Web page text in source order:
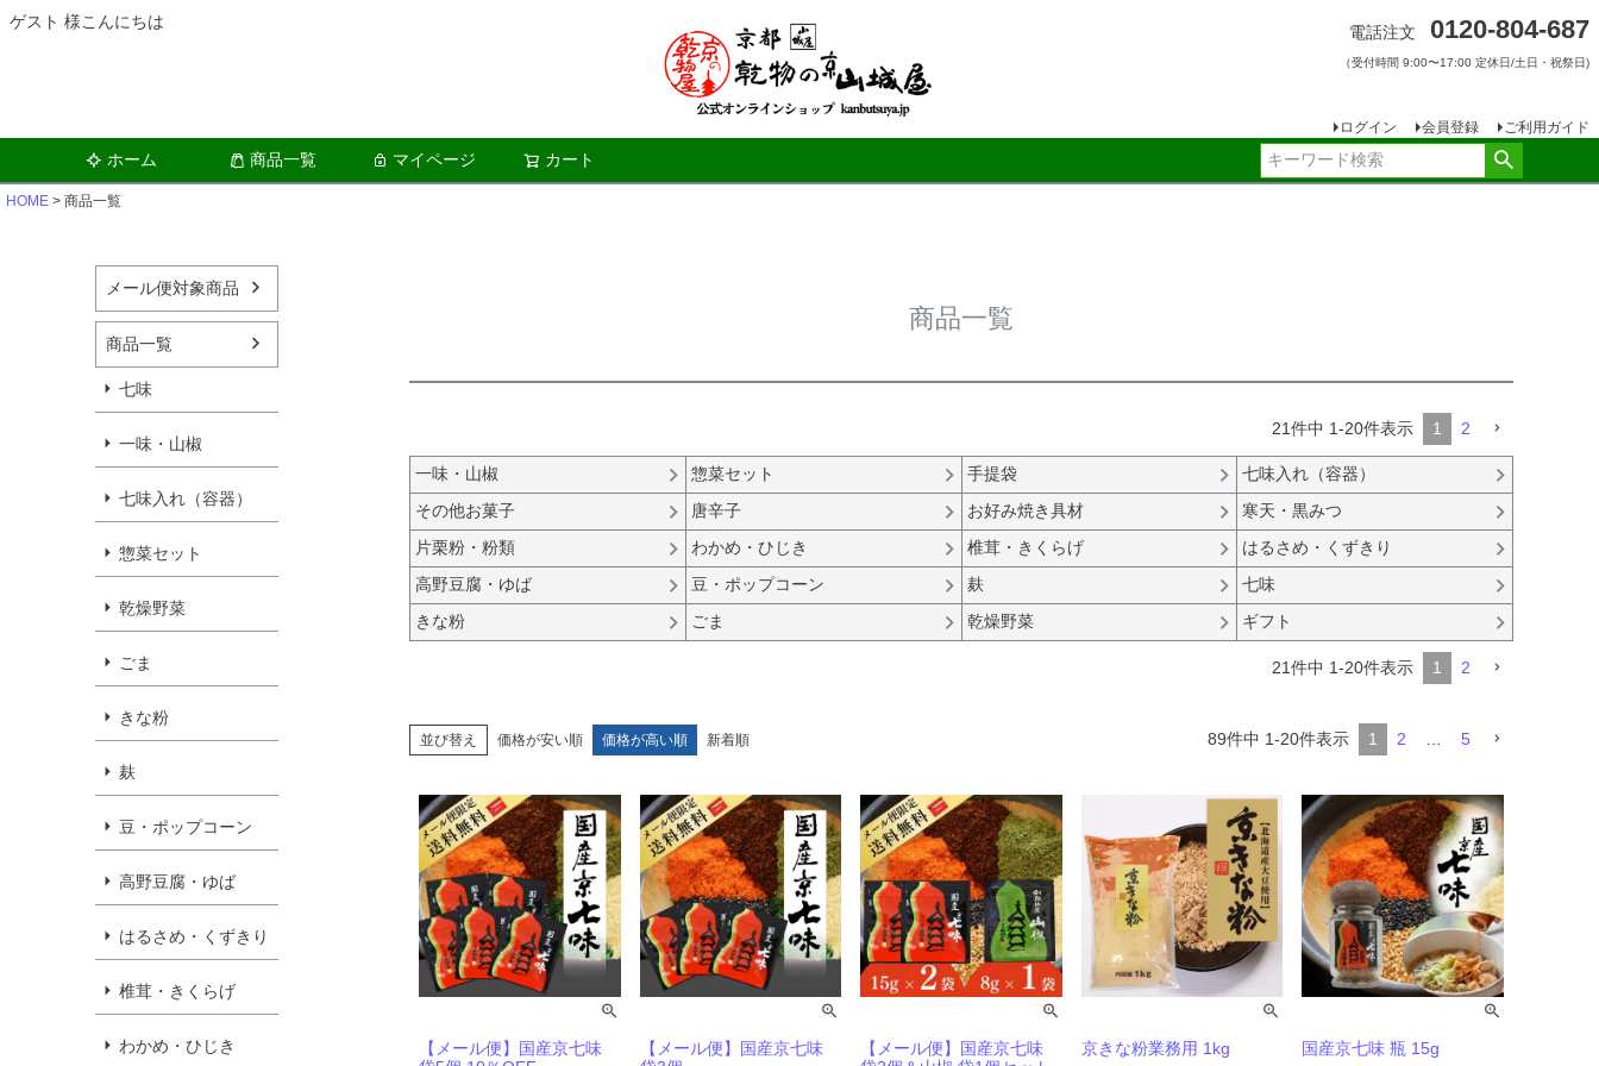
電話注文 0120-804-687
（受付時間 9:00〜17:00 定休日/土日・祝祭日)
ログイン 会員登録 ご利用ガイド
ゲスト 様こんにちは
ホーム 商品一覧 マイページ カート
HOME 商品一覧
メール便対象商品
商品一覧
七味
一味・山椒
七味入れ（容器）
惣菜セット
乾燥野菜
ごま
きな粉
麸
豆・ポップコーン
高野豆腐・ゆば
はるさめ・くずきり
椎茸・きくらげ
わかめ・ひじき
商品一覧
21件中 1-20件表示 1 2
一味・山椒 惣菜セット 手提袋
七味入れ（容器）
その他お菓子
唐辛子 お好み焼き具材
寒天・黒みつ
片栗粉・粉類
わかめ・ひじき 椎茸・きくらげ
はるさめ・くずきり
高野豆腐・ゆば
豆・ポップコーン 麸
七味
きな粉
ごま 乾燥野菜 ギフト
21件中 1-20件表示 1 2
並び替え 価格が安い順 価格が高い順 新着順 89件中 1-20件表示 1 2 … 5
【メール便】国産京七味
【メール便】国産京七味
【メール便】国産京七味
京きな粉業務用 1kg 国産京七味 瓶 15g